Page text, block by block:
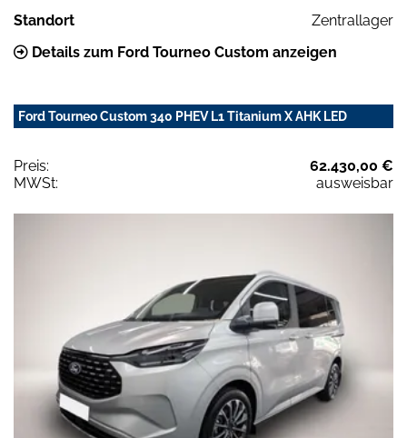
Standort
Zentrallager
Details zum Ford Tourneo Custom anzeigen
Ford Tourneo Custom 340 PHEV L1 Titanium X AHK LED
Preis:
62.430,00 €
MWSt:
ausweisbar